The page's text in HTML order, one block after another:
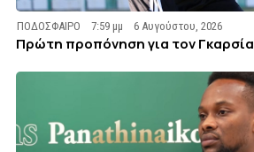
ΠΟΔΟΣΦΑΙΡΟ 7:59 μμ 6 Αυγούστου, 2026
Πρώτη προπόνηση για τον Γκαρσία